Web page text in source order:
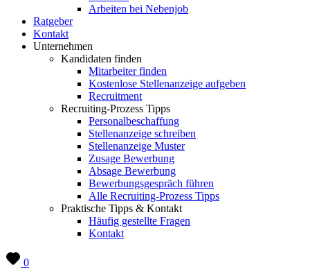
Arbeiten bei Nebenjob
Ratgeber
Kontakt
Unternehmen
Kandidaten finden
Mitarbeiter finden
Kostenlose Stellenanzeige aufgeben
Recruitment
Recruiting-Prozess Tipps
Personalbeschaffung
Stellenanzeige schreiben
Stellenanzeige Muster
Zusage Bewerbung
Absage Bewerbung
Bewerbungsgespräch führen
Alle Recruiting-Prozess Tipps
Praktische Tipps & Kontakt
Häufig gestellte Fragen
Kontakt
0